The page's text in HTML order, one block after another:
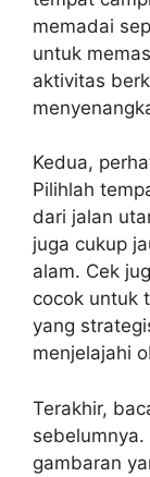
memadai
untuk
aktivitas
Kedua,
Pilihlah
dari jalan
juga cukup
alam. Cek
cocok untuk
yang
menjelajahi
Terakhir,
gambaran